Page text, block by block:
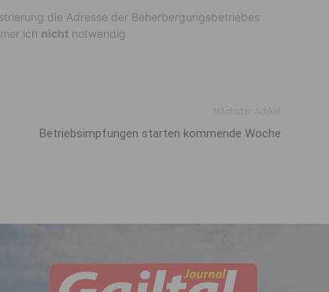
die Adresse der Beherbergungsbetriebes
ich nicht notwendig.
Betriebs­impfungen starten kommende Woche